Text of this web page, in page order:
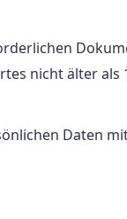
nicht älter als
Daten